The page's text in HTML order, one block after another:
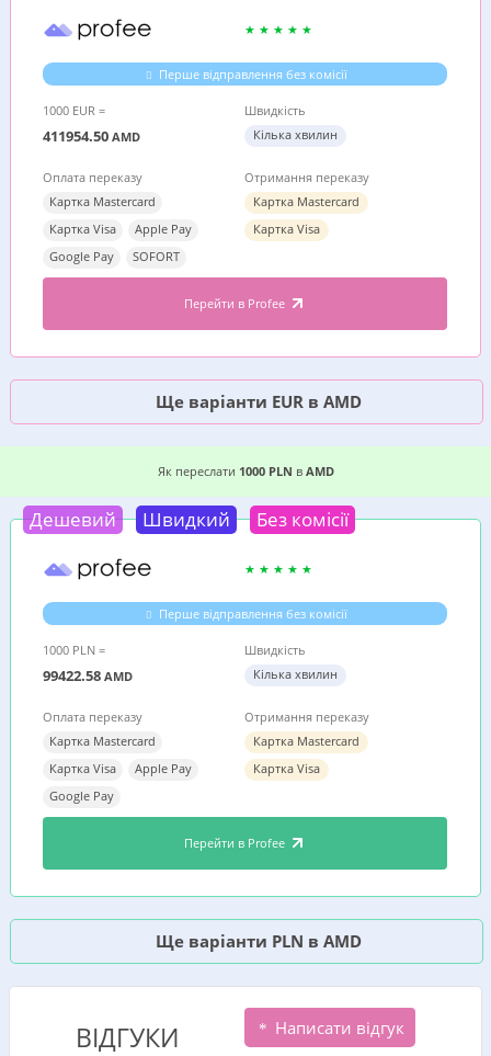
Перше відправлення без комісії
1000 EUR =
411954.50 AMD
Швидкість
Кілька хвилин
Оплата переказу
Картка Mastercard
Картка Visa
Apple Pay
Google Pay
SOFORT
Отримання переказу
Картка Mastercard
Картка Visa
Перейти в Profee
Ще варіанти EUR в AMD
ВИГІДНИЙ ВАРІАНТ, ДЕ ДЕШЕВШЕ
Як переслати 1000 PLN в AMD
Дешевий Швидкий Без комісії
Перше відправлення без комісії
1000 PLN =
99422.58 AMD
Швидкість
Кілька хвилин
Оплата переказу
Картка Mastercard
Картка Visa
Apple Pay
Google Pay
Отримання переказу
Картка Mastercard
Картка Visa
Перейти в Profee
Ще варіанти PLN в AMD
ВІДГУКИ Написати відгук